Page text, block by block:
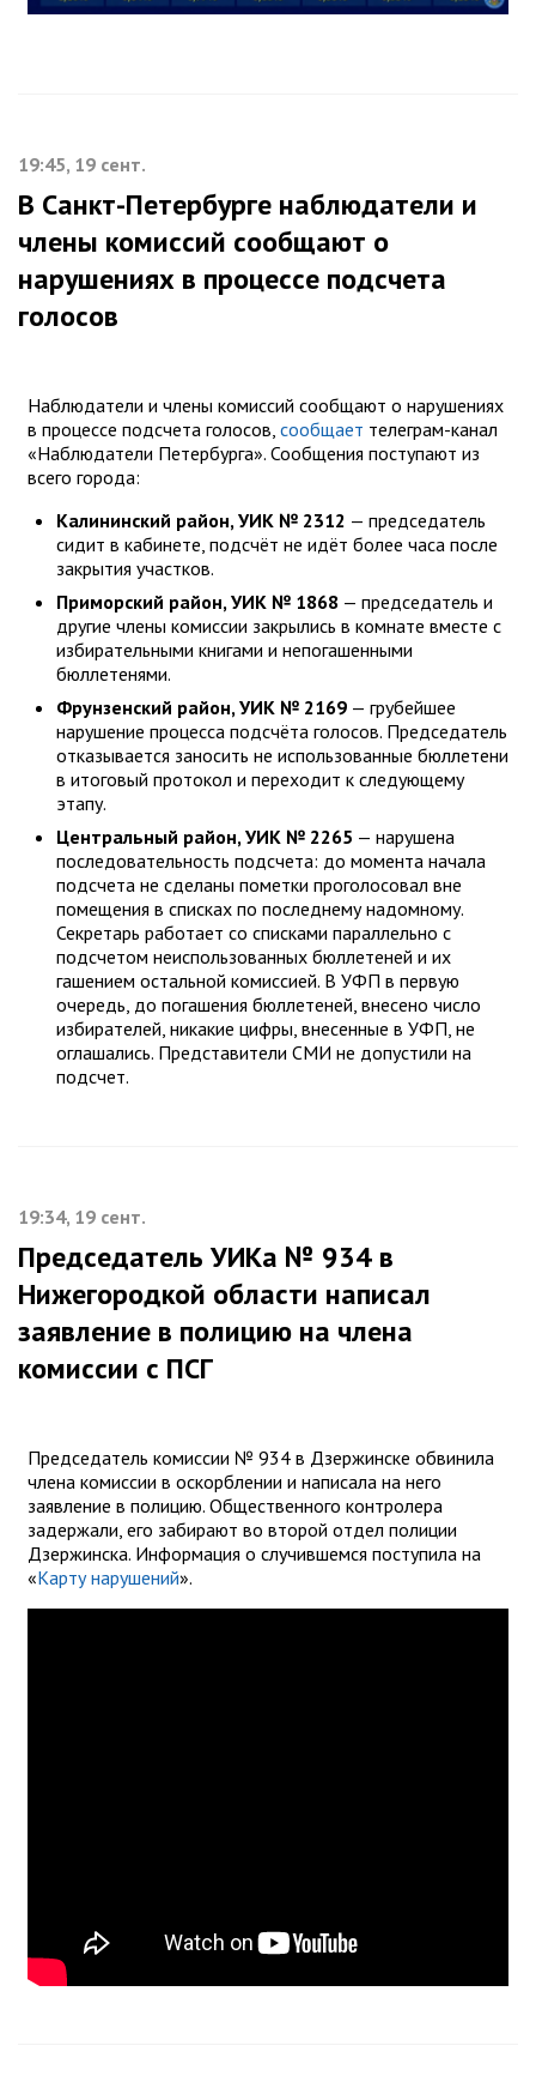
19:45, 19 сент.
В Санкт-Петербурге наблюдатели и
члены комиссий сообщают о
нарушениях в процессе подсчета
голосов
Наблюдатели и члены комиссий сообщают о нарушениях
в процессе подсчета голосов, сообщает телеграм-канал
«Наблюдатели Петербурга». Сообщения поступают из
всего города:
Калининский район, УИК № 2312 — председатель
сидит в кабинете, подсчёт не идёт более часа после
закрытия участков.
Приморский район, УИК № 1868 — председатель и
другие члены комиссии закрылись в комнате вместе с
избирательными книгами и непогашенными
бюллетенями.
Фрунзенский район, УИК № 2169 — грубейшее
нарушение процесса подсчёта голосов. Председатель
отказывается заносить не использованные бюллетени
в итоговый протокол и переходит к следующему
этапу.
Центральный район, УИК № 2265 — нарушена
последовательность подсчета: до момента начала
подсчета не сделаны пометки проголосовал вне
помещения в списках по последнему надомному.
Секретарь работает со списками параллельно с
подсчетом неиспользованных бюллетеней и их
гашением остальной комиссией. В УФП в первую
очередь, до погашения бюллетеней, внесено число
избирателей, никакие цифры, внесенные в УФП, не
оглашались. Представители СМИ не допустили на
подсчет.
19:34, 19 сент.
Председатель УИКа № 934 в
Нижегородкой области написал
заявление в полицию на члена
комиссии с ПСГ
Председатель комиссии № 934 в Дзержинске обвинила
члена комиссии в оскорблении и написала на него
заявление в полицию. Общественного контролера
задержали, его забирают во второй отдел полиции
Дзержинска. Информация о случившемся поступила на
«Карту нарушений».